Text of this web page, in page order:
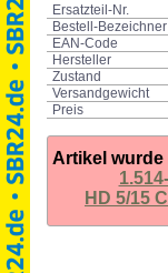
Ersatzteil-Nr.
Bestell-Bezeichner
EAN-Code
Hersteller
Zustand
Versandgewicht
Preis
Artikel wurde
HD 5/15